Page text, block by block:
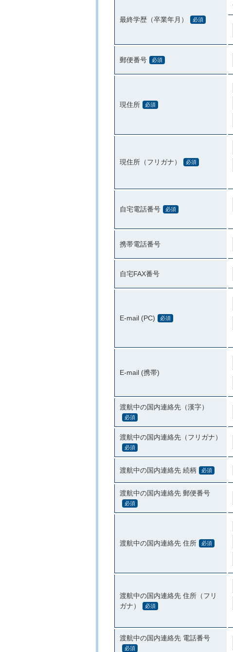
最終学歴（卒業年月） 必須
郵便番号 必須
現住所 必須
現住所（フリガナ） 必須
自宅電話番号 必須
携帯電話番号
自宅FAX番号
E-mail (PC) 必須
E-mail (携帯)
渡航中の国内連絡先（漢字）
必須
渡航中の国内連絡先（フリガナ）
必須
渡航中の国内連絡先 続柄 必須
渡航中の国内連絡先 郵便番号
必須
渡航中の国内連絡先 住所 必須
渡航中の国内連絡先 住所（フリ
ガナ）
必須
渡航中の国内連絡先 電話番号
必須